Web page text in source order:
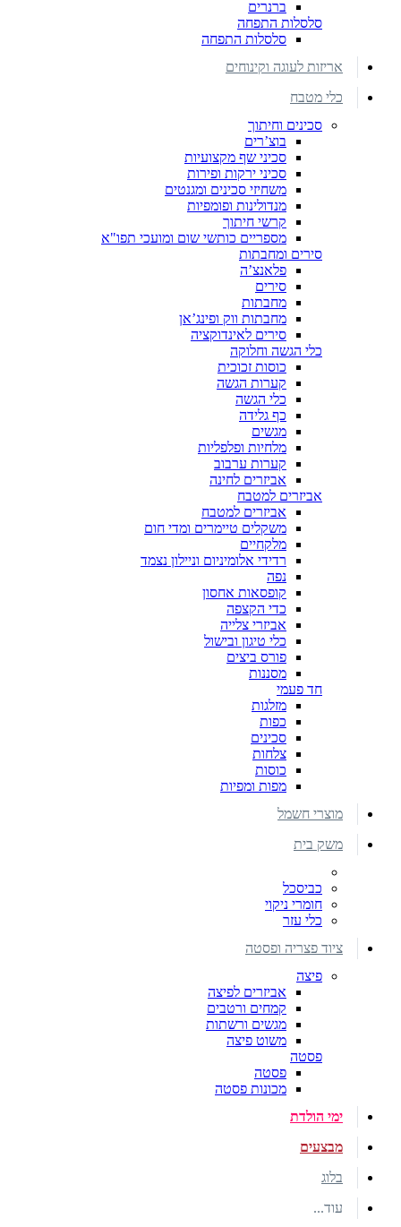
ברנרים
סלסלות התפחה
סלסלות התפחה
אריזות לעוגה וקינוחים
כלי מטבח
סכינים וחיתוך
בוצ’רים
סכיני שף מקצועיות
סכיני ירקות ופירות
משחיזי סכינים ומגנטים
מנדולינות ופומפיות
קרשי חיתוך
מספריים כותשי שום ומועכי תפו"א
סירים ומחבתות
פלאנצ’ה
סירים
מחבתות
מחבתות ווק ופינג’אן
סירים לאינדוקציה
כלי הגשה וחלוקה
כוסות זכוכית
קערות הגשה
כלי הגשה
כף גלידה
מגשים
מלחיות ופלפליות
קערות ערבוב
אביזרים לחינה
אביזרים למטבח
אביזרים למטבח
משקלים טיימרים ומדי חום
מלקחיים
רדידי אלומיניום וניילון נצמד
נפה
קופסאות אחסון
כדי הקצפה
אביזרי צלייה
כלי טיגון ובישול
פורס ביצים
מסננות
חד פעמי
מזלגות
כפות
סכינים
צלחות
כוסות
מפות ומפיות
מוצרי חשמל
משק בית
כביסכל
חומרי ניקוי
כלי עזר
ציוד פצריה ופסטה
פיצה
אביזרים לפיצה
קמחים ורטבים
מגשים ורשתות
משוט פיצה
פסטה
פסטה
מכונות פסטה
ימי הולדת
מבצעים
בלוג
עוד...